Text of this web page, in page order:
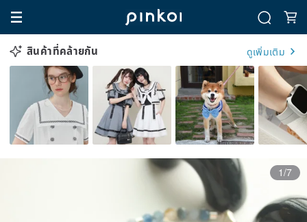
สินค้าที่คล้ายกัน ดูเพิ่มเติม
1/7